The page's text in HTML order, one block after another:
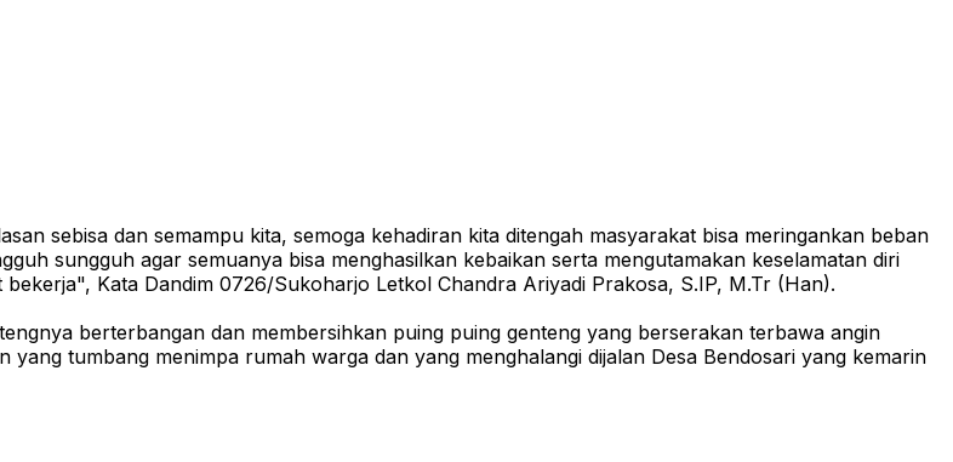
sebisa dan semampu kita, semoga kehadiran kita ditengah masyarakat bisa meringankan beban
sungguh agar semuanya bisa menghasilkan kebaikan serta mengutamakan keselamatan diri
Kata Dandim 0726/Sukoharjo Letkol Chandra Ariyadi Prakosa, S.IP, M.Tr (Han).
berterbangan dan membersihkan puing puing genteng yang berserakan terbawa angin
tumbang menimpa rumah warga dan yang menghalangi dijalan Desa Bendosari yang kemarin